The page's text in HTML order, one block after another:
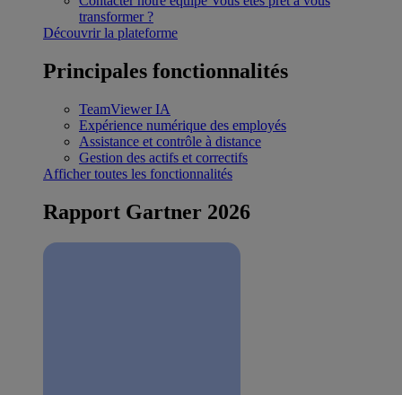
transformer ?
Découvrir la plateforme
Principales fonctionnalités
TeamViewer IA
Expérience numérique des employés
Assistance et contrôle à distance
Gestion des actifs et correctifs
Afficher toutes les fonctionnalités
Rapport Gartner 2026